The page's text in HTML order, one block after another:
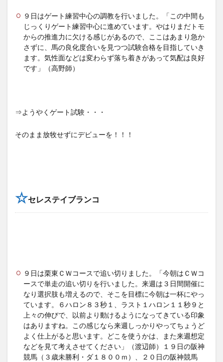
９日はゲート練習中心の調教を行いました。「この中間も
じっくりゲート練習中心に進めています。やはりまだトモ
からの推進力に欠ける感じがあるので、ここはあまり急か
さずに、馬の良化度合いを見つつ試験合格を目指していき
ます。気性面などは変わらず落ち着きがあって気配は良好
です」（高野師）
⇒ようやくゲート試験・・・
そのまま放牧せずにデビューを！！！
☆セレステイブランコ
９日は栗東ＣＷコースで追い切りました。「今朝はＣＷコ
ースで単走の追い切りを行いました。来週は３日間開催に
なり選択肢も増えるので、そこを目標に今朝は一杯にやっ
ています。６ハロン８３秒１、ラスト１ハロン１１秒９と
上々の伸びで、以前より動けるようになってきている印象
はありますね。この感じなら来週しっかりやってちょうど
よく仕上がると思います。どこを使うかは、また来週想定
などを見て考えさせてください」（渡辺師）１９日の阪神
競馬（３歳未勝利・ダ１８００ｍ）、２０日の阪神競馬